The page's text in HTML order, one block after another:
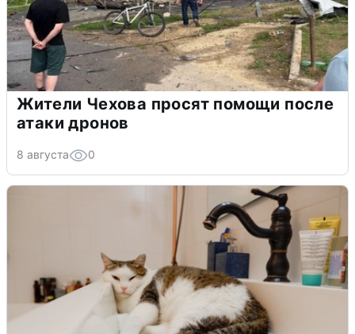
Жители Чехова просят помощи после
атаки дронов
8 августа 0